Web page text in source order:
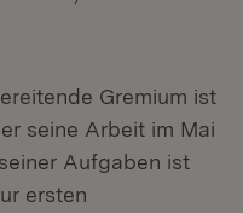
Gremium ist
seine Arbeit im Mai
Aufgaben ist
ersten